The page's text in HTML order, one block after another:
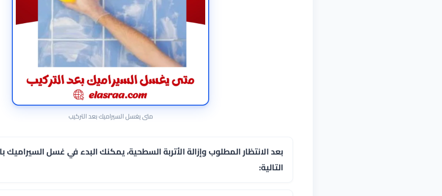
متى يغسل السيراميك بعد التركيب
بعد الانتظار المطلوب وإزالة الأتربة السطحية، يمكنك البدء في غسل السيراميك
التالية: